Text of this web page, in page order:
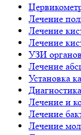
Лечение
Лечение
Лечение
УЗИ
Лечение
Установка
Лечение и
Лечение
Лечение